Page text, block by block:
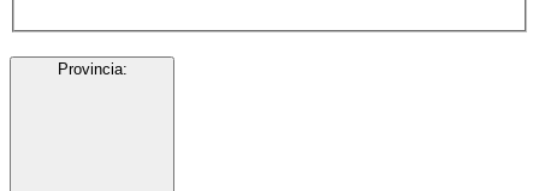
Provincia: